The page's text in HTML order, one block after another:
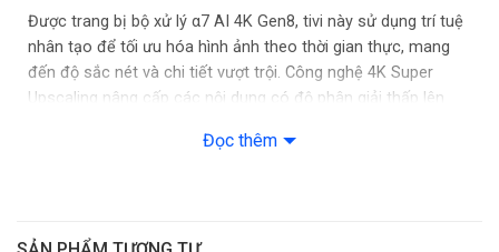
1 cổng
Tần số quét:
60Hz
20W
Được trang bị bộ xử lý α7 AI 4K Gen8, tivi này sử dụng trí tuệ
nhân tạo để tối ưu hóa hình ảnh theo thời gian thực, mang
đến độ sắc nét và chi tiết vượt trội. Công nghệ 4K Super
Upscaling nâng cấp các nội dung có độ phân giải thấp lên
Đọc thêm